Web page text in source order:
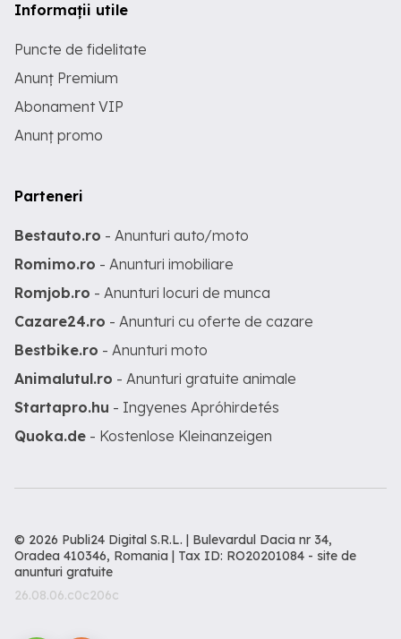
Informații utile
Puncte de fidelitate
Anunț Premium
Abonament VIP
Anunț promo
Parteneri
Bestauto.ro - Anunturi auto/moto
Romimo.ro - Anunturi imobiliare
Romjob.ro - Anunturi locuri de munca
Cazare24.ro - Anunturi cu oferte de cazare
Bestbike.ro - Anunturi moto
Animalutul.ro - Anunturi gratuite animale
Startapro.hu - Ingyenes Apróhirdetés
Quoka.de - Kostenlose Kleinanzeigen
© 2026 Publi24 Digital S.R.L. | Bulevardul Dacia nr 34,
Oradea 410346, Romania | Tax ID: RO20201084 - site de
anunturi gratuite
26.08.06.c0c206c